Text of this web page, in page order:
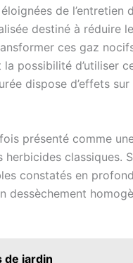
de
destiné à réduire
ces gaz
possibilité d’utiliser
dispose d’effets
présenté comme
classiques.
constatés en
de jardin